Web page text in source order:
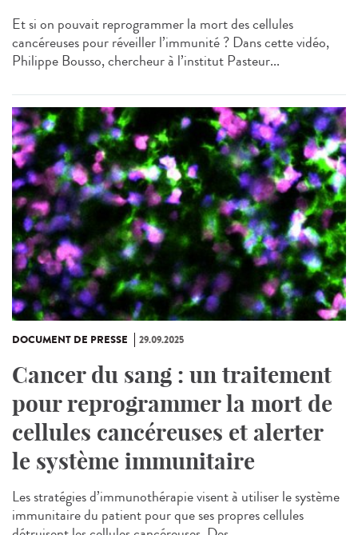
Et si on pouvait reprogrammer la mort des cellules
cancéreuses pour réveiller l’immunité ? Dans cette vidéo,
Philippe Bousso, chercheur à l’institut Pasteur...
DOCUMENT DE PRESSE 29.09.2025
Cancer du sang : un traitement
pour reprogrammer la mort de
cellules cancéreuses et alerter
le système immunitaire
Les stratégies d’immunothérapie visent à utiliser le système
immunitaire du patient pour que ses propres cellules